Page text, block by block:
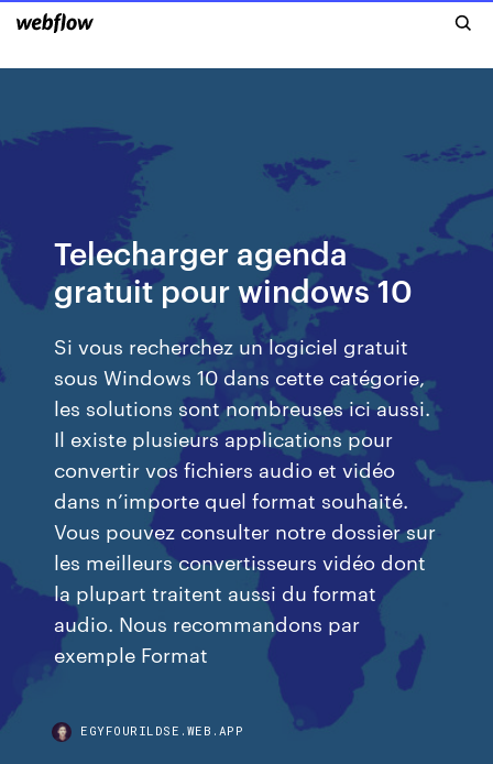
Telecharger agenda
gratuit pour windows 10
Si vous recherchez un logiciel gratuit
sous Windows 10 dans cette catégorie,
les solutions sont nombreuses ici aussi.
Il existe plusieurs applications pour
convertir vos fichiers audio et vidéo
dans n’importe quel format souhaité.
Vous pouvez consulter notre dossier sur
les meilleurs convertisseurs vidéo dont
la plupart traitent aussi du format
audio. Nous recommandons par
exemple Format
EGYFOURILDSE.WEB.APP